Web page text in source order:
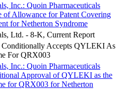
Inc.: Quoin Pharmaceuticals
of Allowance for Patent Covering
for Netherton Syndrome
Ltd. - 8-K, Current Report
Conditionally Accepts QYLEKI As
For QRX003
Inc.: Quoin Pharmaceuticals
Approval of QYLEKI as the
for QRX003 for Netherton